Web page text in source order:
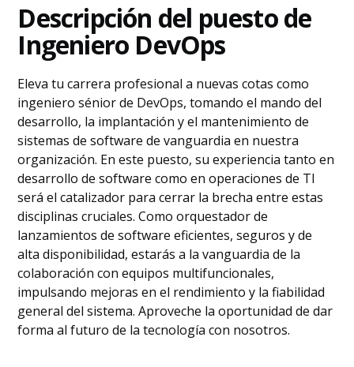
Descripción del puesto de
Ingeniero DevOps
Eleva tu carrera profesional a nuevas cotas como
ingeniero sénior de DevOps, tomando el mando del
desarrollo, la implantación y el mantenimiento de
sistemas de software de vanguardia en nuestra
organización. En este puesto, su experiencia tanto en
desarrollo de software como en operaciones de TI
será el catalizador para cerrar la brecha entre estas
disciplinas cruciales. Como orquestador de
lanzamientos de software eficientes, seguros y de
alta disponibilidad, estarás a la vanguardia de la
colaboración con equipos multifuncionales,
impulsando mejoras en el rendimiento y la fiabilidad
general del sistema. Aproveche la oportunidad de dar
forma al futuro de la tecnología con nosotros.